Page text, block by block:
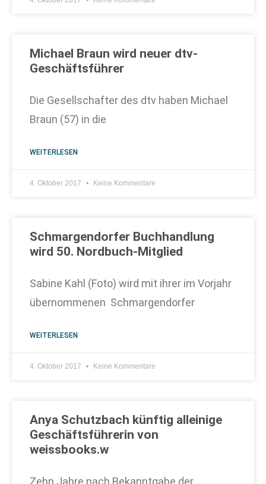
Michael Braun wird neuer dtv-
Geschäftsführer
Die Gesellschafter des dtv haben Michael
Braun (57) in die
WEITERLESEN
4. Oktober 2017 Keine Kommentare
Schmargendorfer Buchhandlung
wird 50. Nordbuch-Mitglied
Sabine Kahl (Foto) wird mit ihrer im Vorjahr
übernommenen Schmargendorfer
WEITERLESEN
4. Oktober 2017 Keine Kommentare
Anya Schutzbach künftig alleinige
Geschäftsführerin von
weissbooks.w
Zehn Jahre nach Bekanntgabe der